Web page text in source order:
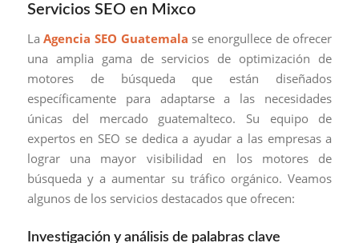
Servicios SEO en Mixco
LaAgencia SEO Guatemala se enorgullece de ofrecer
una amplia gama de servicios de optimización de
motores de búsqueda que están diseñados
específicamente para adaptarse a las necesidades
únicas del mercado guatemalteco. Su equipo de
expertos en SEO se dedica a ayudar a las empresas a
lograr una mayor visibilidad en los motores de
búsqueda y a aumentar su tráfico orgánico. Veamos
algunos de los servicios destacados que ofrecen:
Investigación y análisis de palabras clave